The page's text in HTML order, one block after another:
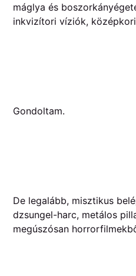
máglya és
inkvizítori víziók,
Gondoltam.
De legalább, misztikus
dzsungel-harc, metálos
megúszósan